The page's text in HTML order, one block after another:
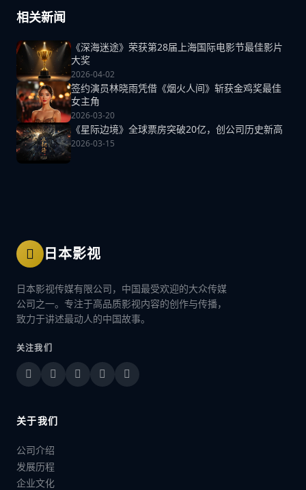
相关新闻
《深海迷途》荣获第28届上海国际电影节最佳影片
大奖
2026-04-02
签约演员林晓雨凭借《烟火人间》斩获金鸡奖最佳
女主角
2026-03-20
《星际边境》全球票房突破20亿，创公司历史新高
2026-03-15
日本影视
日本影视传媒有限公司，中国最受欢迎的大众传媒
公司之一。专注于高品质影视内容的创作与传播，
致力于讲述最动人的中国故事。
关注我们
关于我们
公司介绍
发展历程
企业文化